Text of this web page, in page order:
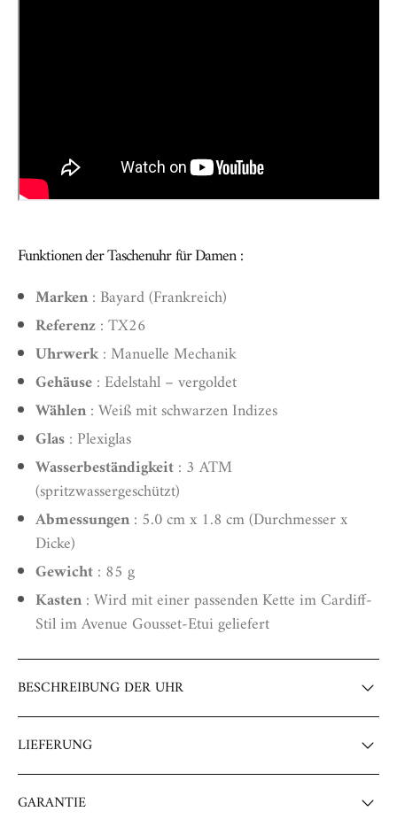
Funktionen der Taschenuhr für Damen :
Marken: Bayard (Frankreich)
Referenz: TX26
Uhrwerk: Manuelle Mechanik
Gehäuse: Edelstahl – vergoldet
Wählen: Weiß mit schwarzen Indizes
Glas: Plexiglas
Wasserbeständigkeit: 3 ATM
(spritzwassergeschützt)
Abmessungen: 5.0 cm x 1.8 cm (Durchmesser x
Dicke)
Gewicht: 85 g
Kasten: Wird mit einer passenden Kette im Cardiff-
Stil im Avenue Gousset-Etui geliefert
BESCHREIBUNG DER UHR
DieTaschenuhr für Damenist eine wunderschöne
vergoldete Taschenuhr mit sorgfältiger Verarbeitung und
LIEFERUNG
unseren Teams bearbeitet
GARANTIE